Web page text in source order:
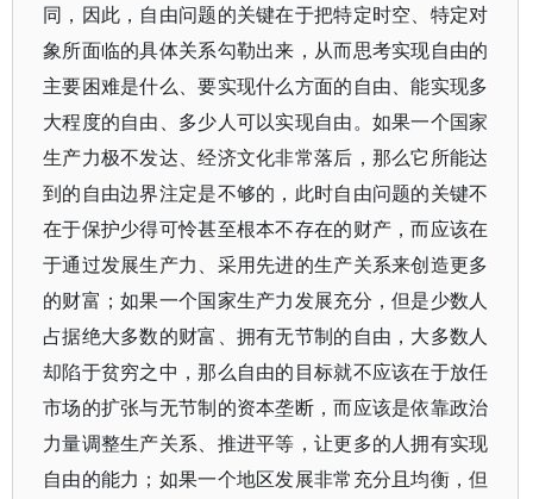
同，因此，自由问题的关键在于把特定时空、特定对
象所面临的具体关系勾勒出来，从而思考实现自由的
主要困难是什么、要实现什么方面的自由、能实现多
大程度的自由、多少人可以实现自由。如果一个国家
生产力极不发达、经济文化非常落后，那么它所能达
到的自由边界注定是不够的，此时自由问题的关键不
在于保护少得可怜甚至根本不存在的财产，而应该在
于通过发展生产力、采用先进的生产关系来创造更多
的财富；如果一个国家生产力发展充分，但是少数人
占据绝大多数的财富、拥有无节制的自由，大多数人
却陷于贫穷之中，那么自由的目标就不应该在于放任
市场的扩张与无节制的资本垄断，而应该是依靠政治
力量调整生产关系、推进平等，让更多的人拥有实现
自由的能力；如果一个地区发展非常充分且均衡，但